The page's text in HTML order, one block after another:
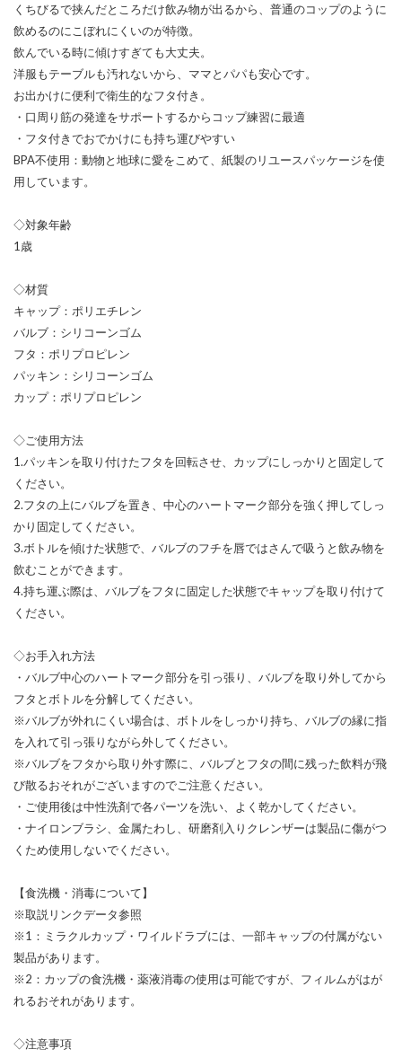
くちびるで挟んだところだけ飲み物が出るから、普通のコップのように
飲めるのにこぼれにくいのが特徴。
飲んでいる時に傾けすぎても大丈夫。
洋服もテーブルも汚れないから、ママとパパも安心です。
お出かけに便利で衛生的なフタ付き。
・口周り筋の発達をサポートするからコップ練習に最適
・フタ付きでおでかけにも持ち運びやすい
BPA不使用：動物と地球に愛をこめて、紙製のリユースパッケージを使
用しています。
◇対象年齢
1歳
◇材質
キャップ：ポリエチレン
バルブ：シリコーンゴム
フタ：ポリプロピレン
パッキン：シリコーンゴム
カップ：ポリプロピレン
◇ご使用方法
1.パッキンを取り付けたフタを回転させ、カップにしっかりと固定して
ください。
2.フタの上にバルブを置き、中心のハートマーク部分を強く押してしっ
かり固定してください。
3.ボトルを傾けた状態で、バルブのフチを唇ではさんで吸うと飲み物を
飲むことができます。
4.持ち運ぶ際は、バルブをフタに固定した状態でキャップを取り付けて
ください。
◇お手入れ方法
・バルブ中心のハートマーク部分を引っ張り、バルブを取り外してから
フタとボトルを分解してください。
※バルブが外れにくい場合は、ボトルをしっかり持ち、バルブの縁に指
を入れて引っ張りながら外してください。
※バルブをフタから取り外す際に、バルブとフタの間に残った飲料が飛
び散るおそれがございますのでご注意ください。
・ご使用後は中性洗剤で各パーツを洗い、よく乾かしてください。
・ナイロンブラシ、金属たわし、研磨剤入りクレンザーは製品に傷がつ
くため使用しないでください。
【食洗機・消毒について】
※取説リンクデータ参照
※1：ミラクルカップ・ワイルドラブには、一部キャップの付属がない
製品があります。
※2：カップの食洗機・薬液消毒の使用は可能ですが、フィルムがはが
れるおそれがあります。
◇注意事項